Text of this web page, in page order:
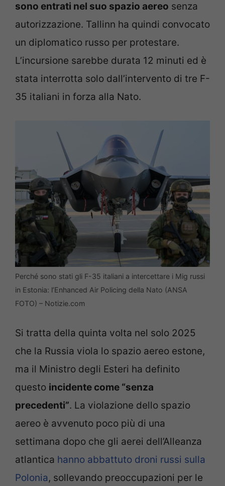
sono entrati nel suo spazio aereo senza
autorizzazione. Tallinn ha quindi convocato
un diplomatico russo per protestare.
L’incursione sarebbe durata 12 minuti ed è
stata interrotta solo dall’intervento di tre F-
35 italiani in forza alla Nato.
Perché sono stati gli F-35 italiani a intercettare i Mig russi
in Estonia: l’Enhanced Air Policing della Nato (ANSA
FOTO) – Notizie.com
Si tratta della quinta volta nel solo 2025
che la Russia viola lo spazio aereo estone,
ma il Ministro degli Esteri ha definito
questo incidente come “senza
precedenti”. La violazione dello spazio
aereo è avvenuto poco più di una
settimana dopo che gli aerei dell’Alleanza
atlantica hanno abbattuto droni russi sulla
Polonia, sollevando preoccupazioni per le